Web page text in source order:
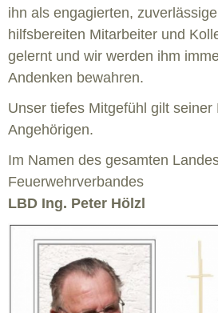
ihn als engagierten,
hilfsbereiten Mitarbeiter und
gelernt und wir werden ihm
Andenken bewahren.
Unser tiefes Mitgefühl gilt seiner
Angehörigen.
Im Namen des gesamten
Feuerwehrverbandes
LBD Ing. Peter Hölzl